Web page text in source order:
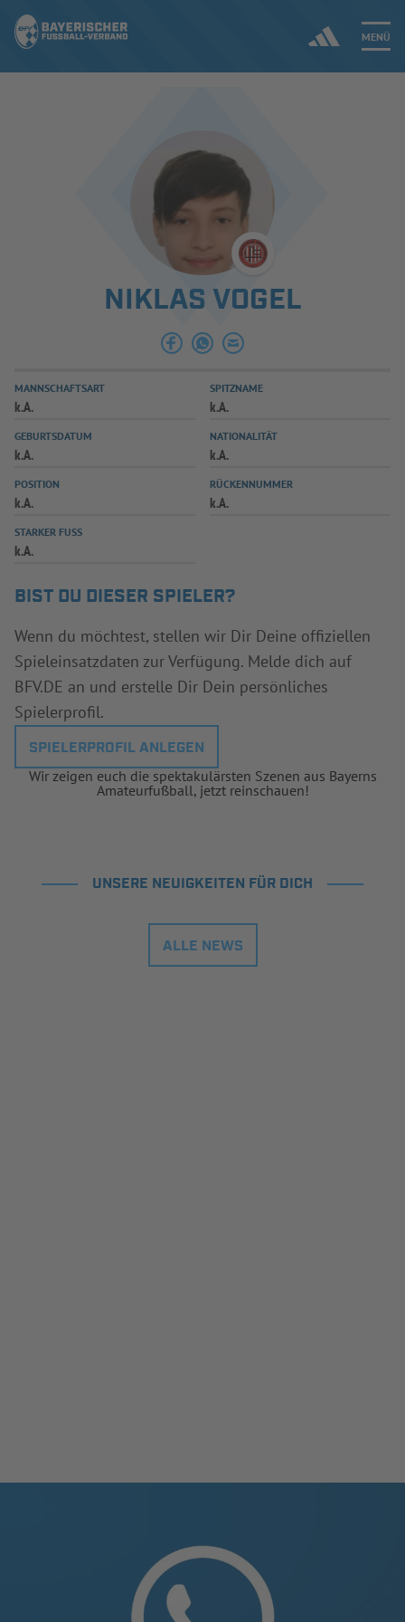
MENÜ
ERGEBNISSE & WETTBEWERBE
SPIELBETRIEB & VERBANDSLEBEN
AUSBILDUNG & FÖRDERUNG
SPIELPLUS
NIKLAS VOGEL
MANNSCHAFTSART
k.A.
SPITZNAME
k.A.
GEBURTSDATUM
k.A.
NATIONALITÄT
k.A.
POSITION
k.A.
RÜCKENNUMMER
k.A.
STARKER FUSS
k.A.
BIST DU DIESER SPIELER?
Wenn du möchtest, stellen wir Dir Deine offiziellen
Spieleinsatzdaten zur Verfügung. Melde dich auf
BFV.DE an und erstelle Dir Dein persönliches
Spielerprofil.
SPIELERPROFIL ANLEGEN
Wir zeigen euch die spektakulärsten Szenen aus Bayerns
Amateurfußball, jetzt reinschauen!
UNSERE NEUIGKEITEN FÜR DICH
ALLE NEWS